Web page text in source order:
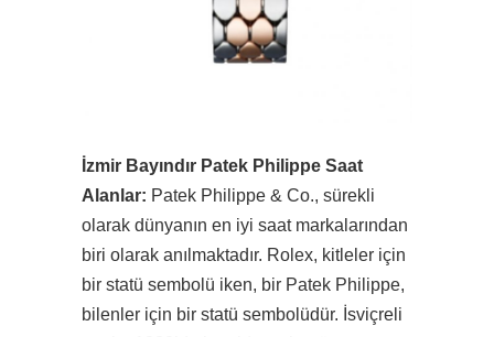
İzmir Bayındır Patek Philippe Saat
Alanlar: Patek Philippe & Co., sürekli
olarak dünyanın en iyi saat markalarından
biri olarak anılmaktadır. Rolex, kitleler için
bir statü sembolü iken, bir Patek Philippe,
bilenler için bir statü sembolüdür. İsviçreli